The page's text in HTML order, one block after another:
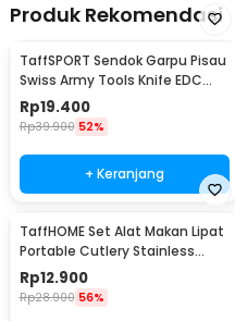
Produk Rekomendasi
TaffSPORT Sendok Garpu Pisau
Swiss Army Tools Knife EDC
6in1 - A007
Rp19.400
Rp39.900 52%
+ Keranjang
TaffHOME Set Alat Makan Lipat
Portable Cutlery Stainless
Steel 410 - AOTU
Rp12.900
Rp28.900 56%